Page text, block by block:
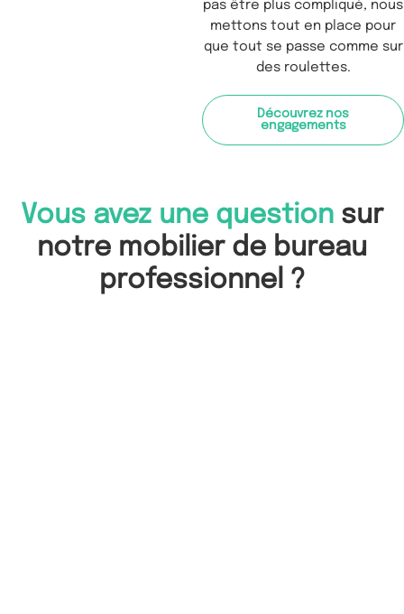
pas être plus compliqué, nous
mettons tout en place pour
que tout se passe comme sur
des roulettes.
Découvrez nos
engagements
Vous avez une question sur
notre mobilier de bureau
professionnel ?